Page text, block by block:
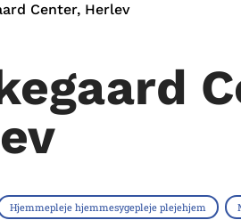
Center, Herlev
Hjemmepleje hjemmesygepleje plejehjem